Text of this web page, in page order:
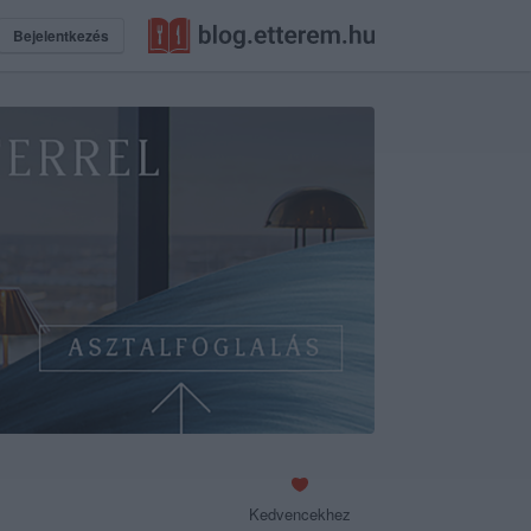
Bejelentkezés
Kedvencekhez